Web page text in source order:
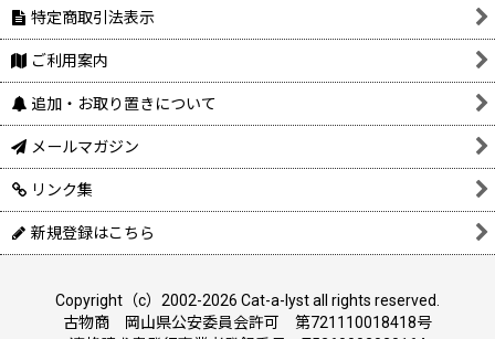
特定商取引法表示
ご利用案内
追加・お取り置きについて
メールマガジン
リンク集
新規登録はこちら
Copyright（c）2002-2026 Cat-a-lyst all rights reserved.
古物商 岡山県公安委員会許可 第721110018418号